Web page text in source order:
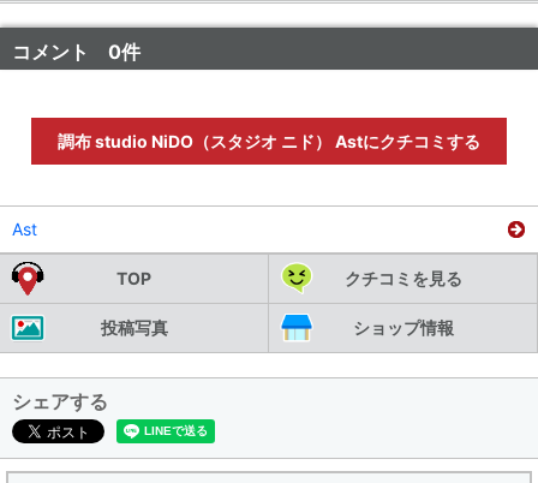
コメント 0件
調布 studio NiDO（スタジオ ニド） Astにクチコミする
Ast
TOP クチコミを見る
投稿写真 ショップ情報
シェアする